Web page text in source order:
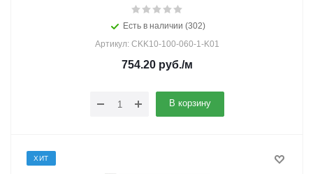
Есть в наличии (302)
Артикул: CKK10-100-060-1-K01
754.20 руб./м
В корзину
ХИТ